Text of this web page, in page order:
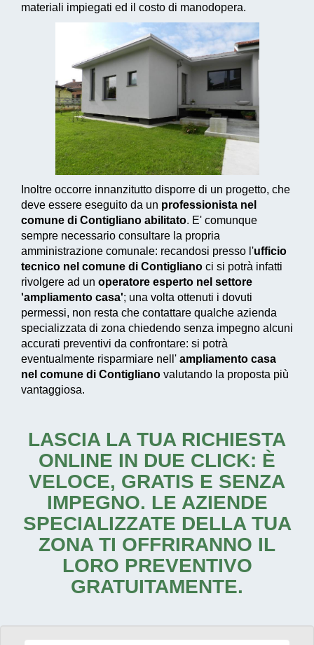
materiali impiegati ed il costo di manodopera.
Inoltre occorre innanzitutto disporre di un progetto, che
deve essere eseguito da un professionista nel
comune di Contigliano abilitato. E' comunque
sempre necessario consultare la propria
amministrazione comunale: recandosi presso l'ufficio
tecnico nel comune di Contigliano ci si potrà infatti
rivolgere ad un operatore esperto nel settore
'ampliamento casa'; una volta ottenuti i dovuti
permessi, non resta che contattare qualche azienda
specializzata di zona chiedendo senza impegno alcuni
accurati preventivi da confrontare: si potrà
eventualmente risparmiare nell' ampliamento casa
nel comune di Contigliano valutando la proposta più
vantaggiosa.
LASCIA LA TUA RICHIESTA
ONLINE IN DUE CLICK: È
VELOCE, GRATIS E SENZA
IMPEGNO. LE AZIENDE
SPECIALIZZATE DELLA TUA
ZONA TI OFFRIRANNO IL
LORO PREVENTIVO
GRATUITAMENTE.